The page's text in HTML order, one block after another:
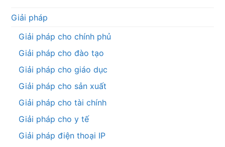
Giải pháp
Giải pháp cho chính phủ
Giải pháp cho đào tạo
Giải pháp cho giáo dục
Giải pháp cho sản xuất
Giải pháp cho tài chính
Giải pháp cho y tế
Giải pháp điện thoại IP